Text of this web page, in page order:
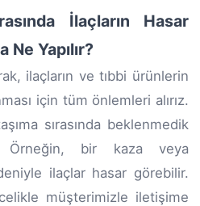
İlaçların Hasar
Yapılır?
ilaçların ve tıbbi ürünlerin
için tüm önlemleri alırız.
sırasında beklenmedik
Örneğin, bir kaza veya
ilaçlar hasar görebilir.
müşterimizle iletişime